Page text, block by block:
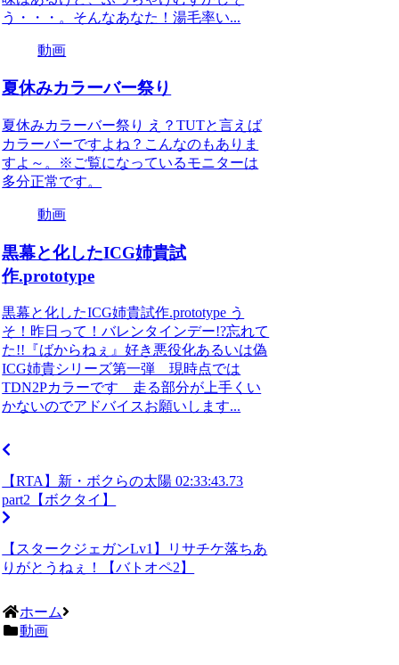
う・・・。そんなあなた！湯毛率い...
動画
夏休みカラーバー祭り
夏休みカラーバー祭り え？TUTと言えば
カラーバーですよね？こんなのもありま
すよ～。※ご覧になっているモニターは
多分正常です。
動画
黒幕と化したICG姉貴試
作.prototype
黒幕と化したICG姉貴試作.prototype う
そ！昨日って！バレンタインデー!?忘れて
た!!『ばからねぇ』好き悪役化あるいは偽
ICG姉貴シリーズ第一弾 現時点では
TDN2Pカラーです 走る部分が上手くい
かないのでアドバイスお願いします...
【RTA】新・ボクらの太陽 02:33:43.73
part2【ボクタイ】
【スタークジェガンLv1】リサチケ落ちあ
りがとうねぇ！【バトオペ2】
ホーム
動画